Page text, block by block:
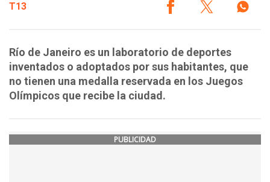
T13
Río de Janeiro es un laboratorio de deportes
inventados o adoptados por sus habitantes, que
no tienen una medalla reservada en los Juegos
Olímpicos que recibe la ciudad.
PUBLICIDAD